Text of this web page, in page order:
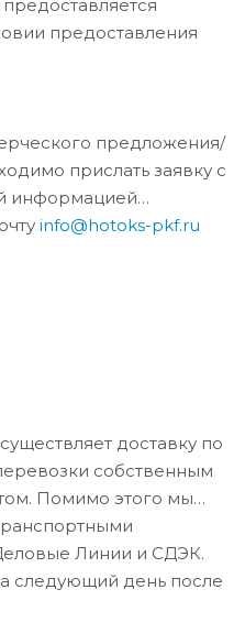
предоставления
предложения/
прислать заявку с
информацией
info@hotoks-pkf.ru
доставку по
собственным
Помимо этого мы
Линии и СДЭК.
следующий день после